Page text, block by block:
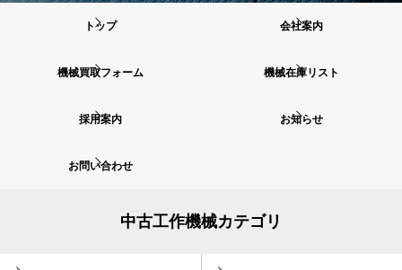
トップ 会社案内
機械買取フォーム 機械在庫リスト
採用案内 お知らせ
お問い合わせ
中古工作機械カテゴリ